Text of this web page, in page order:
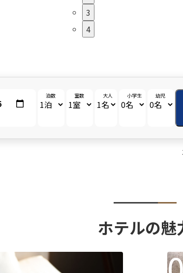
3
4
泊数 室数 大人 小学生 幼児
ホテルの魅